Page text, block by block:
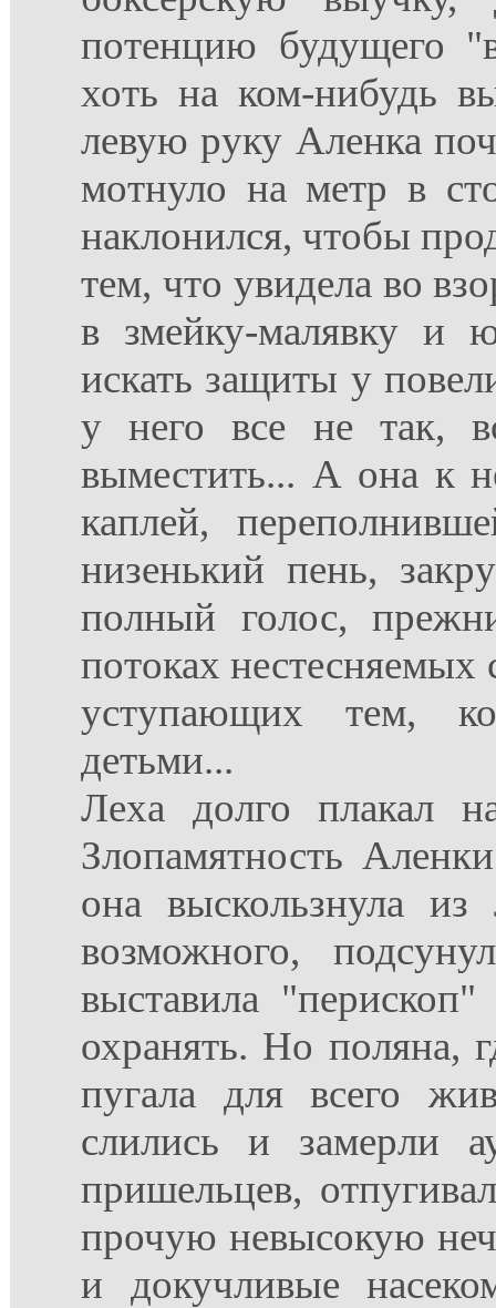
потенцию будущего
хоть на ком-нибудь
левую руку Аленка
мотнуло на метр в
наклонился, чтобы
тем, что увидела во
в змейку-малявку и
искать защиты у
у него все не так,
выместить... А она к
каплей,
низенький пень,
полный голос,
потоках нестесняемых
уступающих тем,
детьми...
Леха долго плакал
Злопамятность
она выскользнула
возможного,
выставила
охранять. Но поляна,
пугала для всего
слились и замерли
пришельцев,
прочую невысокую
и докучливые